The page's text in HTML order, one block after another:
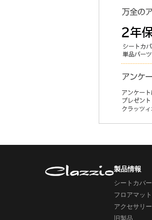
製品情報
シートカバー
フロアマット
アクセサリー
旧製品